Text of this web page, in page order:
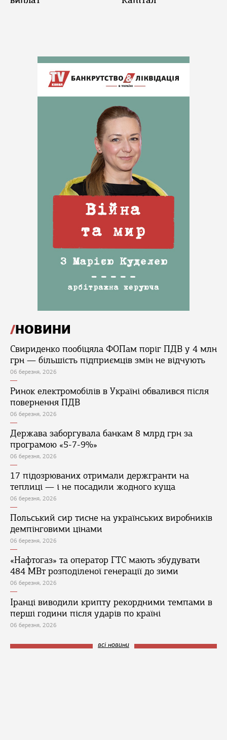
НОВИНИ
Свириденко пообіцяла ФОПам поріг ПДВ у 4 млн
грн — більшість підприємців змін не відчують
06 березня, 2026
Ринок електромобілів в Україні обвалився після
повернення ПДВ
06 березня, 2026
Держава заборгувала банкам 8 млрд грн за
програмою «5-7-9%»
06 березня, 2026
17 підозрюваних отримали держгранти на
теплиці — і не посадили жодного куща
06 березня, 2026
Польський сир тисне на українських виробників
демпінговими цінами
06 березня, 2026
«Нафтогаз» та оператор ГТС мають збудувати
484 МВт розподіленої генерації до зими
06 березня, 2026
Іранці виводили крипту рекордними темпами в
перші години після ударів по країні
06 березня, 2026
всі новини